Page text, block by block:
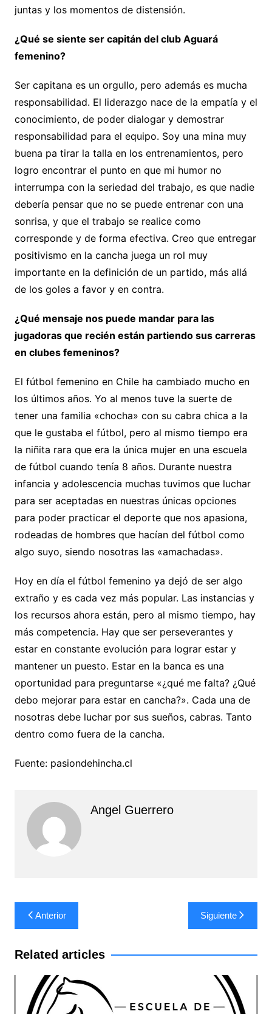
juntas y los momentos de distensión.
¿Qué se siente ser capitán del club Aguará
femenino?
Ser capitana es un orgullo, pero además es mucha
responsabilidad. El liderazgo nace de la empatía y el
conocimiento, de poder dialogar y demostrar
responsabilidad para el equipo. Soy una mina muy
buena pa tirar la talla en los entrenamientos, pero
logro encontrar el punto en que mi humor no
interrumpa con la seriedad del trabajo, es que nadie
debería pensar que no se puede entrenar con una
sonrisa, y que el trabajo se realice como
corresponde y de forma efectiva. Creo que entregar
positivismo en la cancha juega un rol muy
importante en la definición de un partido, más allá
de los goles a favor y en contra.
¿Qué mensaje nos puede mandar para las
jugadoras que recién están partiendo sus carreras
en clubes femeninos?
El fútbol femenino en Chile ha cambiado mucho en
los últimos años. Yo al menos tuve la suerte de
tener una familia «chocha» con su cabra chica a la
que le gustaba el fútbol, pero al mismo tiempo era
la niñita rara que era la única mujer en una escuela
de fútbol cuando tenía 8 años. Durante nuestra
infancia y adolescencia muchas tuvimos que luchar
para ser aceptadas en nuestras únicas opciones
para poder practicar el deporte que nos apasiona,
rodeadas de hombres que hacían del fútbol como
algo suyo, siendo nosotras las «amachadas».
Hoy en día el fútbol femenino ya dejó de ser algo
extraño y es cada vez más popular. Las instancias y
los recursos ahora están, pero al mismo tiempo, hay
más competencia. Hay que ser perseverantes y
estar en constante evolución para lograr estar y
mantener un puesto. Estar en la banca es una
oportunidad para preguntarse «¿qué me falta? ¿Qué
debo mejorar para estar en cancha?». Cada una de
nosotras debe luchar por sus sueños, cabras. Tanto
dentro como fuera de la cancha.
Fuente: pasiondehincha.cl
Angel Guerrero
Navegación
de
entradas
Anterior Siguiente
Related articles